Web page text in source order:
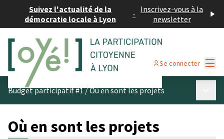
Suivez l'actualité de la
démocratie locale à Lyon
- Inscrivez-vous à la
newsletter
Se connecter
Budget participatif #1/Où en sont les projets
Où en sont les projets